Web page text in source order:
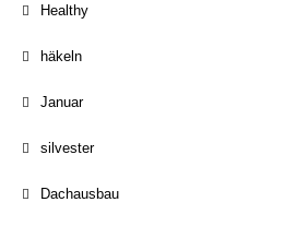
Healthy
häkeln
Januar
silvester
Dachausbau